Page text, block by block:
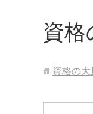
資
資格の